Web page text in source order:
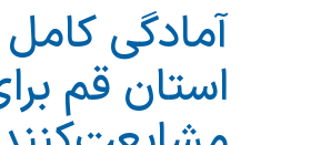
آمادگی
استان قم